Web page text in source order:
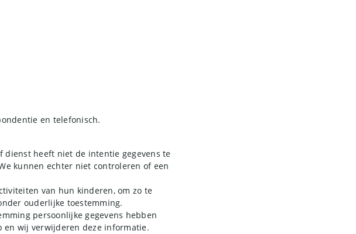
en telefonisch.
dienst heeft niet de intentie gegevens te
kunnen echter niet controleren of een
van hun kinderen, om zo te
ouderlijke toestemming.
persoonlijke gegevens hebben
en wij verwijderen deze informatie.